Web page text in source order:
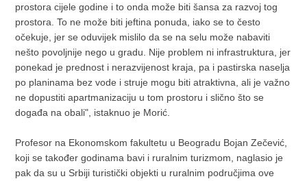
prostora cijele godine i to onda može biti šansa za razvoj tog
prostora. To ne može biti jeftina ponuda, iako se to često
očekuje, jer se oduvijek mislilo da se na selu može nabaviti
nešto povoljnije nego u gradu. Nije problem ni infrastruktura, jer
ponekad je prednost i nerazvijenost kraja, pa i pastirska naselja
po planinama bez vode i struje mogu biti atraktivna, ali je važno
ne dopustiti apartmanizaciju u tom prostoru i slično što se
događa na obali", istaknuo je Morić.
Profesor na Ekonomskom fakultetu u Beogradu Bojan Zečević,
koji se također godinama bavi i ruralnim turizmom, naglasio je
pak da su u Srbiji turistički objekti u ruralnim područjima ove